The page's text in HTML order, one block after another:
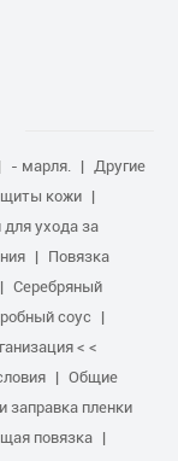
- марля.
Другие
кожи
ухода за
Повязка
Серебряный
соус
< <
Общие
заправка пленки
повязка